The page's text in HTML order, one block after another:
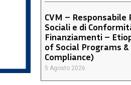
CVM –
Sociali e di
Finanziamenti –
of Social Programs &
Compliance)
5 Agosto 2026